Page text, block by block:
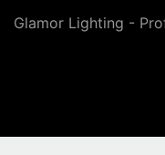
Glamor Lighting -